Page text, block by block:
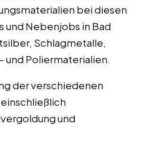
bei diesen
Nebenjobs in Bad
Schlagmetalle,
und Poliermaterialien.
der verschiedenen
und